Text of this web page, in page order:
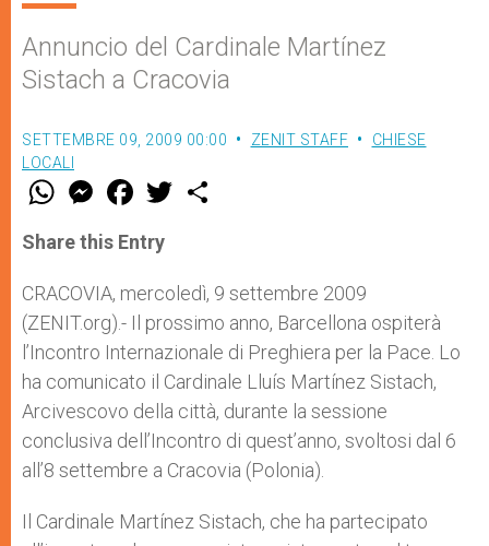
Annuncio del Cardinale Martínez
Sistach a Cracovia
SETTEMBRE 09, 2009 00:00 ZENIT STAFF
CHIESE
LOCALI
W
t
s
p
p
M
e
s
e
g
e
r
F
a
e
b
o
k
w
r
Share this Entry
CRACOVIA, mercoledì, 9 settembre 2009
(ZENIT.org).- Il prossimo anno, Barcellona ospiterà
l’Incontro Internazionale di Preghiera per la Pace. Lo
ha comunicato il Cardinale Lluís Martínez Sistach,
Arcivescovo della città, durante la sessione
conclusiva dell’Incontro di quest’anno, svoltosi dal 6
all’8 settembre a Cracovia (Polonia).
Il Cardinale Martínez Sistach, che ha partecipato